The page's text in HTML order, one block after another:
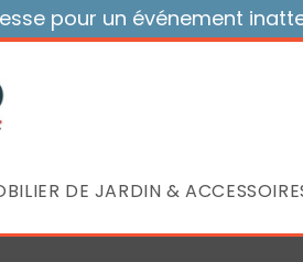
pour un événement
DE JARDIN &